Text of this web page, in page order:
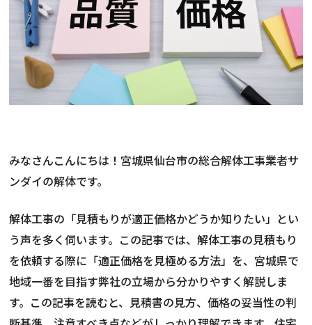
みなさんこんにちは！宮城県仙台市の総合解体工事業者サ
ンダイの解体です。
解体工事の「見積もりが適正価格かどうか知りたい」とい
う声を多く伺います。この記事では、解体工事の見積もり
を依頼する際に「適正価格を見極める方法」を、宮城県で
地域一番を目指す弊社の立場から分かりやすく解説しま
す。この記事を読むと、見積書の見方、価格の妥当性の判